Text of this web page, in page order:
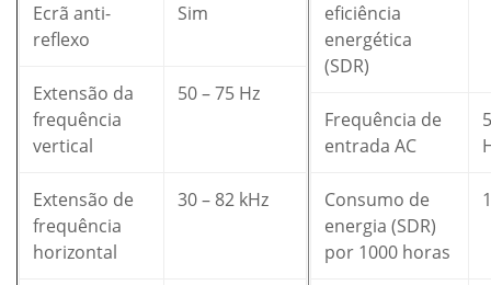
Ecrã anti-
reflexo
Sim
Extensão da
frequência
vertical
50 – 75 Hz
Extensão de
frequência
horizontal
30 – 82 kHz
eficiência
energética
(SDR)
Frequência de
entrada AC
Consumo de
energia (SDR)
por 1000 horas